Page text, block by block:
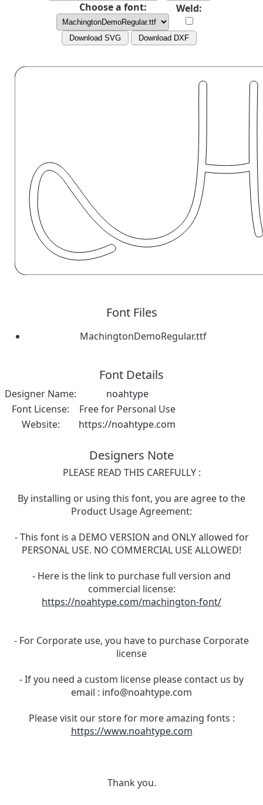
Choose a font: Weld:
Download SVG Download DXF
Font Files
MachingtonDemoRegular.ttf
Font Details
Designer Name:
noahtype
Font License:
Free for Personal Use
Website:
https://noahtype.com
Designers Note
PLEASE READ THIS CAREFULLY :
By installing or using this font, you are agree to the
Product Usage Agreement:
- This font is a DEMO VERSION and ONLY allowed for
PERSONAL USE. NO COMMERCIAL USE ALLOWED!
- Here is the link to purchase full version and
commercial license:
https://noahtype.com/machington-font/
- For Corporate use, you have to purchase Corporate
license
- If you need a custom license please contact us by
email : info@noahtype.com
Please visit our store for more amazing fonts :
https://www.noahtype.com
Thank you.